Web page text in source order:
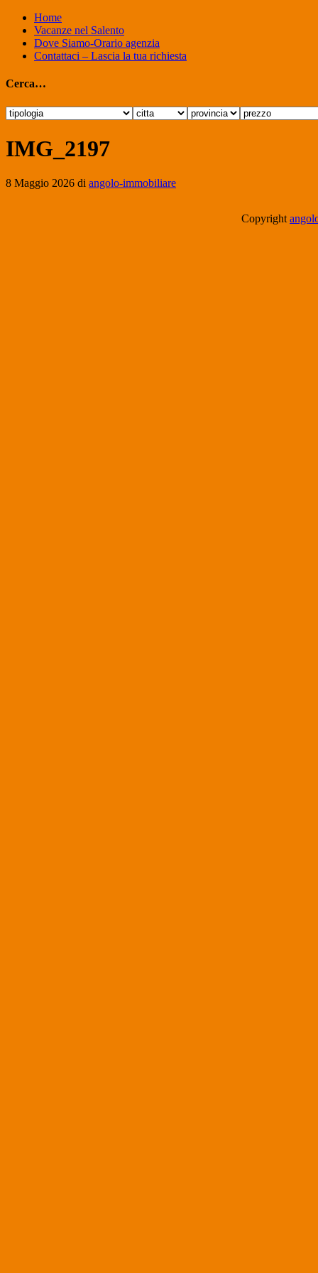
Home
Vacanze nel Salento
Dove Siamo-Orario agenzia
Contattaci – Lascia la tua richiesta
Cerca…
IMG_2197
8 Maggio 2026 di angolo-immobiliare
Copyright